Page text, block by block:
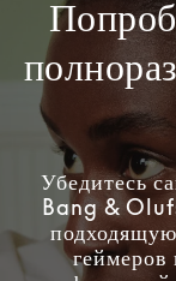
Убедитесь
Bang &
геймеров